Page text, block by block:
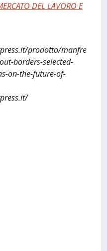
DEL LAVORO E
prodotto/manfre
borders-selected-
on-the-future-of-